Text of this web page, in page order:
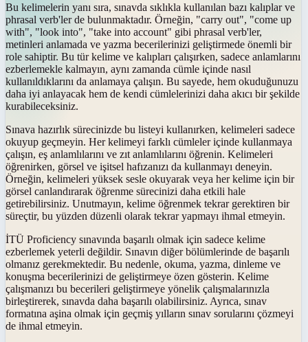
Bu kelimelerin yanı sıra, sınavda sıklıkla kullanılan bazı kalıplar ve
phrasal verb'ler de bulunmaktadır. Örneğin, "carry out", "come up
with", "look into", "take into account" gibi phrasal verb'ler,
metinleri anlamada ve yazma becerilerinizi geliştirmede önemli bir
role sahiptir. Bu tür kelime ve kalıpları çalışırken, sadece anlamlarını
ezberlemekle kalmayın, aynı zamanda cümle içinde nasıl
kullanıldıklarını da anlamaya çalışın. Bu sayede, hem okuduğunuzu
daha iyi anlayacak hem de kendi cümlelerinizi daha akıcı bir şekilde
kurabileceksiniz.
Sınava hazırlık sürecinizde bu listeyi kullanırken, kelimeleri sadece
okuyup geçmeyin. Her kelimeyi farklı cümleler içinde kullanmaya
çalışın, eş anlamlılarını ve zıt anlamlılarını öğrenin. Kelimeleri
öğrenirken, görsel ve işitsel hafızanızı da kullanmayı deneyin.
Örneğin, kelimeleri yüksek sesle okuyarak veya her kelime için bir
görsel canlandırarak öğrenme sürecinizi daha etkili hale
getirebilirsiniz. Unutmayın, kelime öğrenmek tekrar gerektiren bir
süreçtir, bu yüzden düzenli olarak tekrar yapmayı ihmal etmeyin.
İTÜ Proficiency sınavında başarılı olmak için sadece kelime
ezberlemek yeterli değildir. Sınavın diğer bölümlerinde de başarılı
olmanız gerekmektedir. Bu nedenle, okuma, yazma, dinleme ve
konuşma becerilerinizi de geliştirmeye özen gösterin. Kelime
çalışmanızı bu becerileri geliştirmeye yönelik çalışmalarınızla
birleştirerek, sınavda daha başarılı olabilirsiniz. Ayrıca, sınav
formatına aşina olmak için geçmiş yılların sınav sorularını çözmeyi
de ihmal etmeyin.